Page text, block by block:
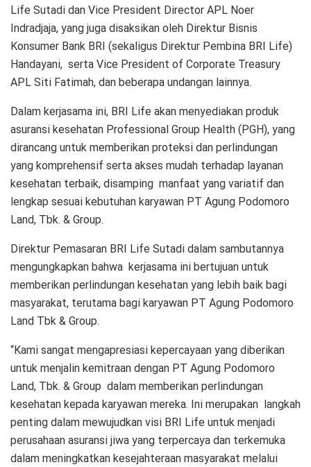
Life Sutadi dan Vice President Director APL Noer
Indradjaja, yang juga disaksikan oleh Direktur Bisnis
Konsumer Bank BRI (sekaligus Direktur Pembina BRI Life)
Handayani, serta Vice President of Corporate Treasury
APL Siti Fatimah, dan beberapa undangan lainnya.
Dalam kerjasama ini, BRI Life akan menyediakan produk
asuransi kesehatan Professional Group Health (PGH), yang
dirancang untuk memberikan proteksi dan perlindungan
yang komprehensif serta akses mudah terhadap layanan
kesehatan terbaik, disamping manfaat yang variatif dan
lengkap sesuai kebutuhan karyawan PT Agung Podomoro
Land, Tbk. & Group.
Direktur Pemasaran BRI Life Sutadi dalam sambutannya
mengungkapkan bahwa kerjasama ini bertujuan untuk
memberikan perlindungan kesehatan yang lebih baik bagi
masyarakat, terutama bagi karyawan PT Agung Podomoro
Land Tbk & Group.
“Kami sangat mengapresiasi kepercayaan yang diberikan
untuk menjalin kemitraan dengan PT Agung Podomoro
Land, Tbk. & Group dalam memberikan perlindungan
kesehatan kepada karyawan mereka. Ini merupakan langkah
penting dalam mewujudkan visi BRI Life untuk menjadi
perusahaan asuransi jiwa yang terpercaya dan terkemuka
dalam meningkatkan kesejahteraan masyarakat melalui